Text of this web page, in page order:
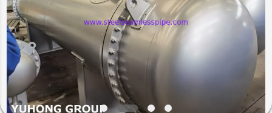
PRODUKTY
O
NAS